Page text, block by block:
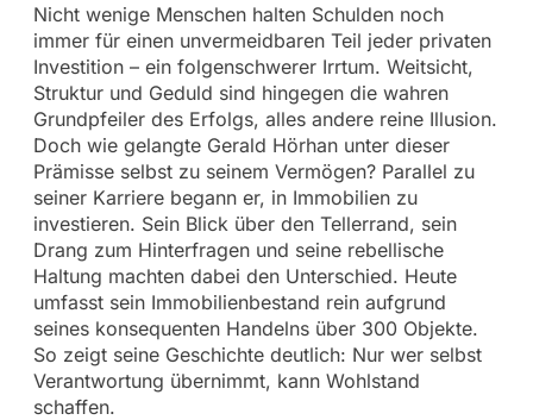
Nicht wenige Menschen halten Schulden noch
immer für einen unvermeidbaren Teil jeder privaten
Investition – ein folgenschwerer Irrtum. Weitsicht,
Struktur und Geduld sind hingegen die wahren
Grundpfeiler des Erfolgs, alles andere reine Illusion.
Doch wie gelangte Gerald Hörhan unter dieser
Prämisse selbst zu seinem Vermögen? Parallel zu
seiner Karriere begann er, in Immobilien zu
investieren. Sein Blick über den Tellerrand, sein
Drang zum Hinterfragen und seine rebellische
Haltung machten dabei den Unterschied. Heute
umfasst sein Immobilienbestand rein aufgrund
seines konsequenten Handelns über 300 Objekte.
So zeigt seine Geschichte deutlich: Nur wer selbst
Verantwortung übernimmt, kann Wohlstand
schaffen.